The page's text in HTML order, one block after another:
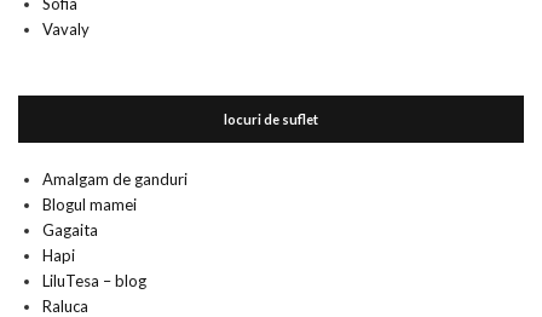
Vavaly
locuri de suflet
Amalgam de ganduri
Blogul mamei
Gagaita
Hapi
LiluTesa – blog
Raluca